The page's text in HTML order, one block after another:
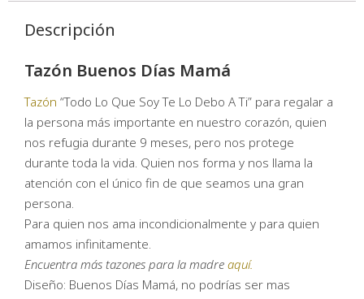
Descripción
Tazón Buenos Días Mamá
Tazón “Todo Lo Que Soy Te Lo Debo A Ti” para regalar a
la persona más importante en nuestro corazón, quien
nos refugia durante 9 meses, pero nos protege
durante toda la vida. Quien nos forma y nos llama la
atención con el único fin de que seamos una gran
persona.
Para quien nos ama incondicionalmente y para quien
amamos infinitamente.
Encuentra más tazones para la madre aquí.
Diseño: Buenos Días Mamá, no podrías ser mas